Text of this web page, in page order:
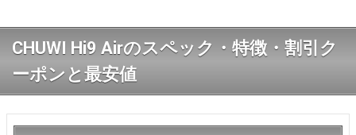
CHUWI Hi9 Airのスペック・特徴・割引ク
ーポンと最安値